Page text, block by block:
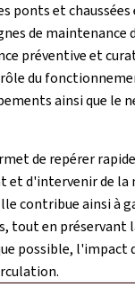
ponts et chaussées
de maintenance
préventive et
du
ainsi que le
de repérer
et d'intervenir de la
contribue ainsi à
tout en préservant
possible, l'impact